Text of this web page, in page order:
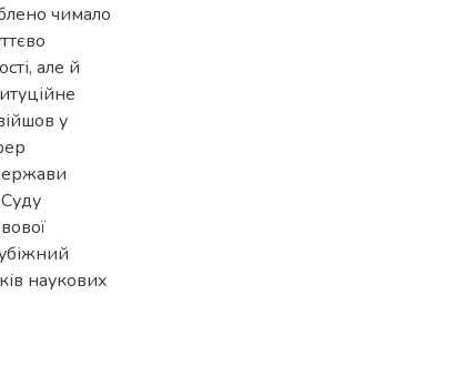
чимало
але й
у
наукових